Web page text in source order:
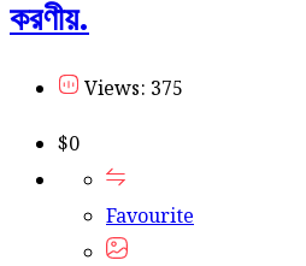
করণীয়.
Views: 375
$0
Favourite